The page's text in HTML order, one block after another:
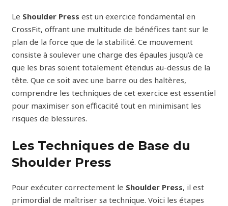
Le Shoulder Press est un exercice fondamental en
CrossFit, offrant une multitude de bénéfices tant sur le
plan de la force que de la stabilité. Ce mouvement
consiste à soulever une charge des épaules jusqu’à ce
que les bras soient totalement étendus au-dessus de la
tête. Que ce soit avec une barre ou des haltères,
comprendre les techniques de cet exercice est essentiel
pour maximiser son efficacité tout en minimisant les
risques de blessures.
Les Techniques de Base du
Shoulder Press
Pour exécuter correctement le Shoulder Press, il est
primordial de maîtriser sa technique. Voici les étapes